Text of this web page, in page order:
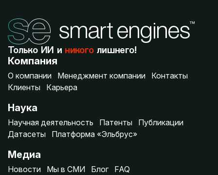
Только ИИ и никоголишнего!
Компания
О компании Менеджмент компании
Контакты
Клиенты
Карьера
Наука
Научная деятельность Патенты
Публикации
Датасеты
Платформа «Эльбрус»
Медиа
Новости Мы в СМИ Блог FAQ